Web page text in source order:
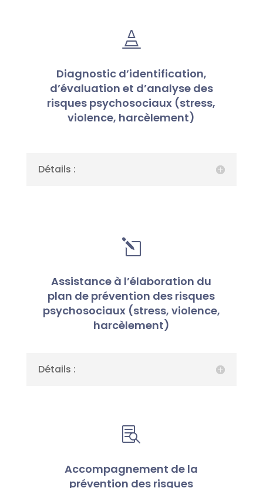

Diagnostic d’identification,
d’évaluation et d’analyse des
risques psychosociaux (stress,
violence, harcèlement)
Détails :
l
Assistance à l’élaboration du
plan de prévention des risques
psychosociaux (stress, violence,
harcèlement)
Détails :

Accompagnement de la
prévention des risques